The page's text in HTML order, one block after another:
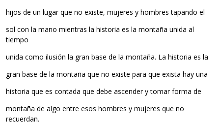
hijos de un lugar que no existe, mujeres y hombres tapando el
sol con la mano mientras la historia es la montaña unida al
tiempo
unida como ilusión la gran base de la montaña. La historia es la
gran base de la montaña que no existe para que exista hay una
historia que es contada que debe ascender y tomar forma de
montaña de algo entre esos hombres y mujeres que no
recuerdan.